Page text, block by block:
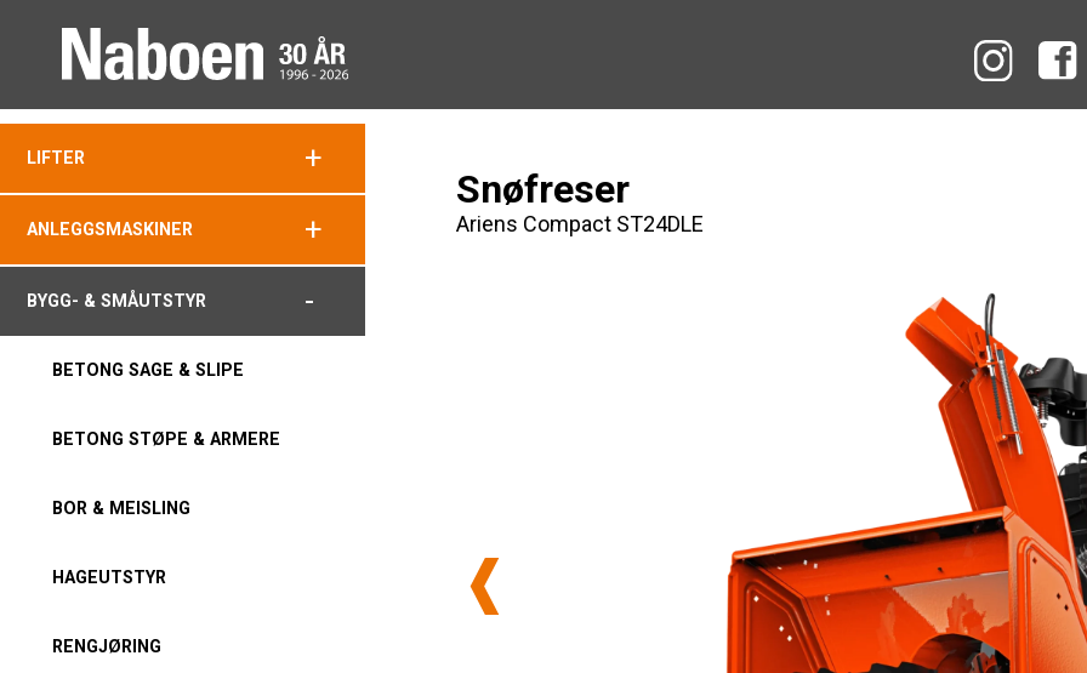
LIFTER +
ANLEGGSMASKINER +
BYGG- & SMÅUTSTYR -
BETONG SAGE & SLIPE
BETONG STØPE & ARMERE
BOR & MEISLING
HAGEUTSTYR
RENGJØRING
Snøfreser
Ariens Compact ST24DLE